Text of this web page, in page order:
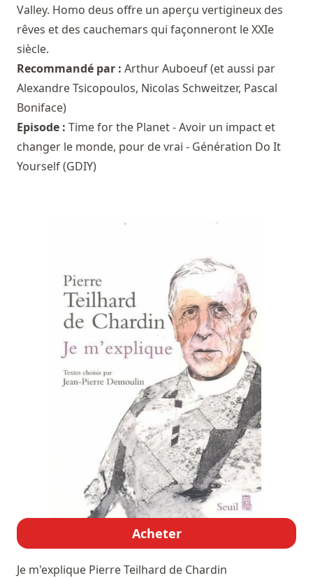
Valley. Homo deus offre un aperçu vertigineux des
rêves et des cauchemars qui façonneront le XXIe
siècle.
Recommandé par : Arthur Auboeuf(et aussi par
Alexandre Tsicopoulos, Nicolas Schweitzer, Pascal
Boniface)
Episode : Time for the Planet - Avoir un impact et
changer le monde, pour de vrai - Génération Do It
Yourself (GDIY)
Acheter
Je m'explique Pierre Teilhard de Chardin